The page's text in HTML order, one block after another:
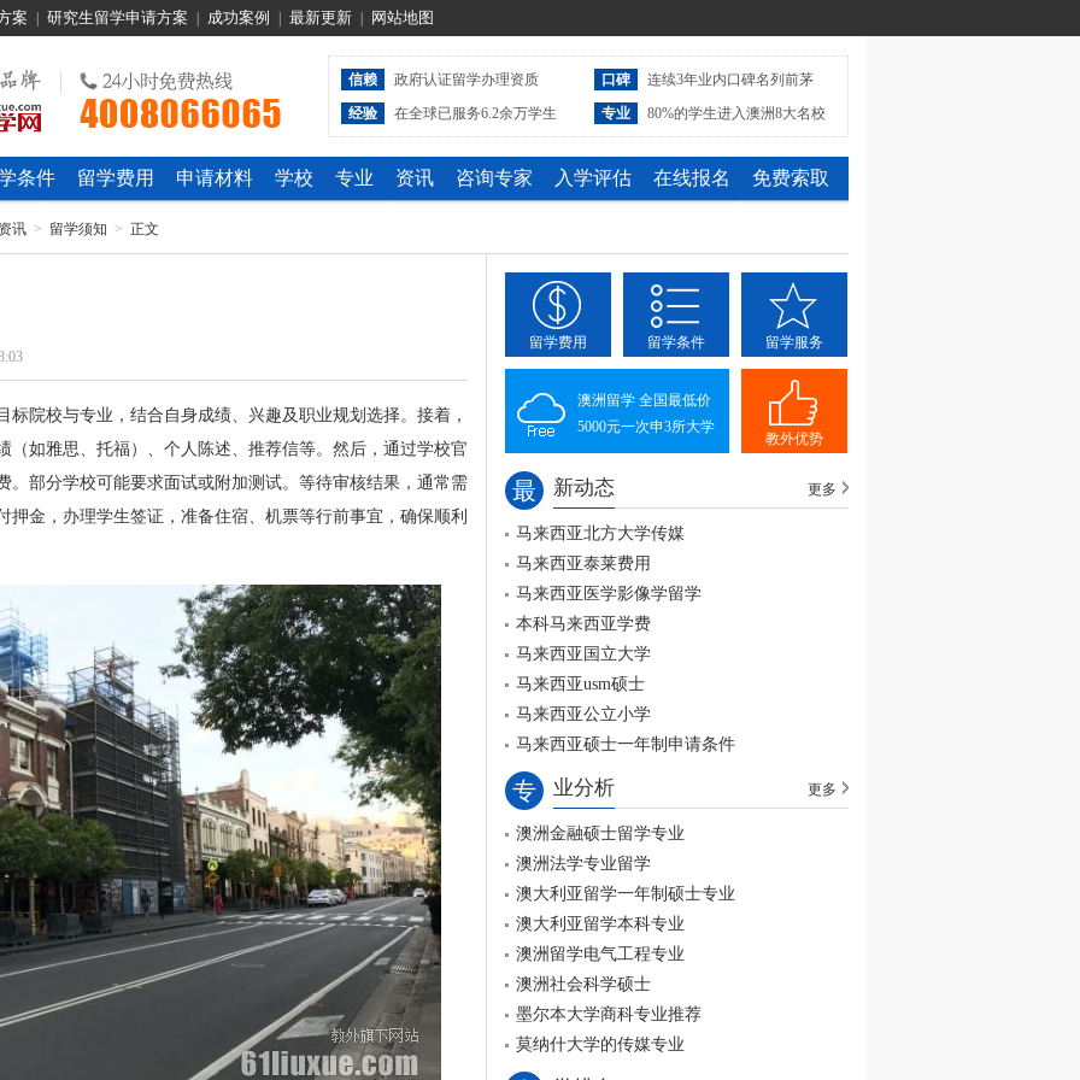
案 研究生留学申请方案 成功案例 最新更新 网站地图
信赖 政府认证留学办理资质 口碑
连续3年业内口碑名列前茅
经验
在全球已服务6.2余万学生 专业 80%的学生进入澳洲8大名校
条件 留学费用 申请材料 学校 专业 资讯 咨询专家 入学评估 在线报名 免费索取
讯 > 留学须知 > 正文
标院校与专业，结合自身成绩、兴趣及职业规划选择。接着，
（如雅思、托福）、个人陈述、推荐信等。然后，通过学校官
。部分学校可能要求面试或附加测试。等待审核结果，通常需
金，办理学生签证，准备住宿、机票等行前事宜，确保顺利
留学费用 留学条件 留学服务
澳洲留学 全国最低价
5000元一次申3所大学
教外优势
最 新动态 更多
马来西亚北方大学传媒
马来西亚泰莱费用
马来西亚医学影像学留学
本科马来西亚学费
马来西亚国立大学
马来西亚usm硕士
马来西亚公立小学
马来西亚硕士一年制申请条件
专 业分析 更多
澳洲金融硕士留学专业
澳洲法学专业留学
澳大利亚留学一年制硕士专业
澳大利亚留学本科专业
澳洲留学电气工程专业
澳洲社会科学硕士
墨尔本大学商科专业推荐
莫纳什大学的传媒专业